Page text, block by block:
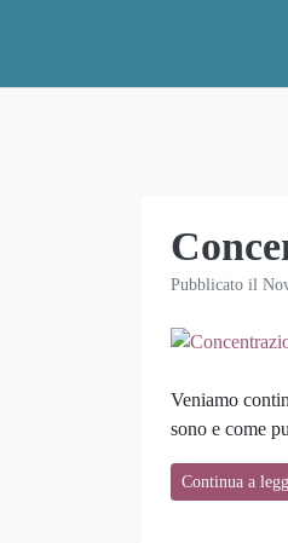
Pubblicato il
Veniamo
sono e come
Continua a